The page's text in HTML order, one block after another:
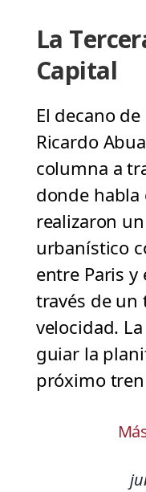
La
Capital
El decano
Ricardo
columna a
donde habla
realizaron
urbanístico
entre Paris y
través de un
velocidad.
guiar la
próximo